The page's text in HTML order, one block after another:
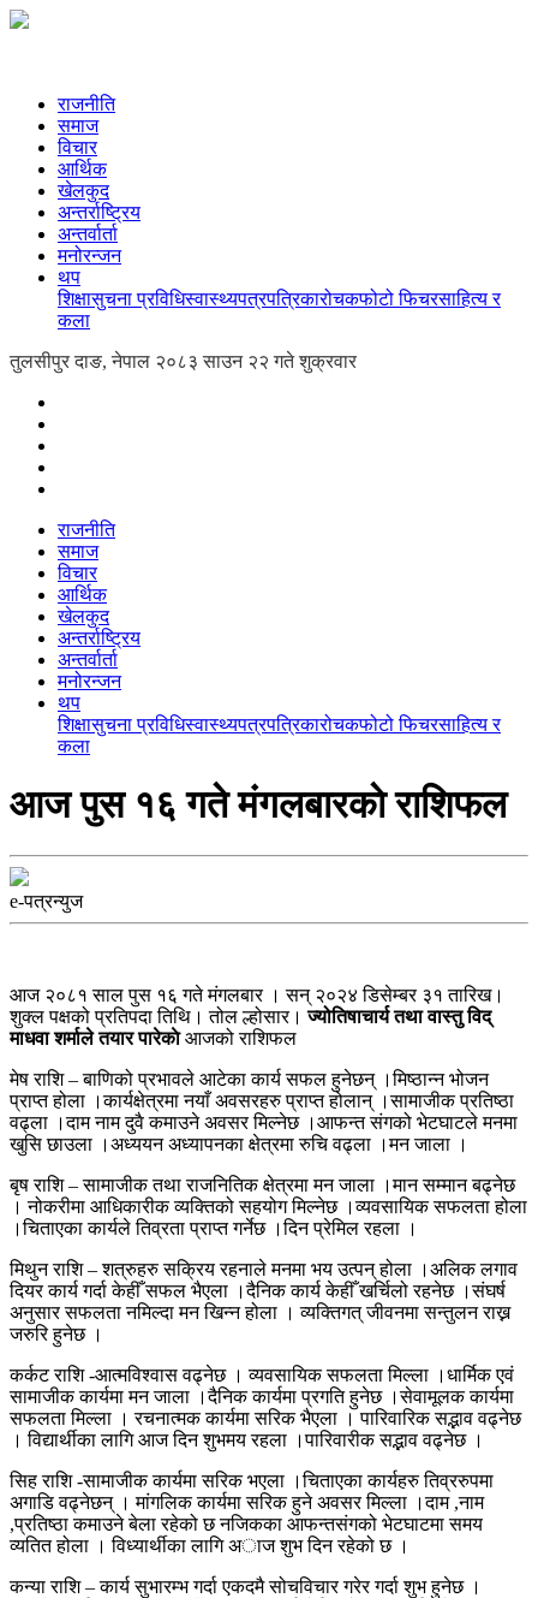
राजनीति
समाज
विचार
आर्थिक
खेलकुद
अन्तर्राष्ट्रिय
अन्तर्वार्ता
मनोरन्जन
थप
शिक्षासुचना प्रविधिस्वास्थ्यपत्रपत्रिकारोचकफोटो फिचरसाहित्य र
कला
तुलसीपुर दाङ, नेपाल २०८३ साउन २२ गते शुक्रवार
राजनीति
समाज
विचार
आर्थिक
खेलकुद
अन्तर्राष्ट्रिय
अन्तर्वार्ता
मनोरन्जन
थप
शिक्षासुचना प्रविधिस्वास्थ्यपत्रपत्रिकारोचकफोटो फिचरसाहित्य र
कला
आज पुस १६ गते मंगलबारकाे राशिफल
e-पत्रन्युज
आज २०८१ साल पुस १६ गते मंगलबार । सन् २०२४ डिसेम्बर ३१ तारिख।
शुक्ल पक्षको प्रतिपदा तिथि। तोल ल्होसार।ज्योतिषाचार्य तथा वास्तु विद्
माधवा शर्माले तयार पारेकाेआजको राशिफल
मेष राशि – बाणिको प्रभावले आटेका कार्य सफल हुनेछन् ।मिष्ठान्न भोजन
प्राप्त होला ।कार्यक्षेत्रमा नयाँ अवसरहरु प्राप्त होलान् ।सामाजीक प्रतिष्ठा
वढ्ला ।दाम नाम दुवै कमाउने अवसर मिल्नेछ ।आफन्त संगको भेटघाटले मनमा
खुसि छाउला ।अध्ययन अध्यापनका क्षेत्रमा रुचि वढ्ला ।मन जाला ।
बृष राशि – सामाजीक तथा राजनितिक क्षेत्रमा मन जाला ।मान सम्मान बढ्नेछ
। नोकरीमा आधिकारीक व्यक्तिको सहयोग मिल्नेछ ।व्यवसायिक सफलता होला
।चिताएका कार्यले तिव्रता प्राप्त गर्नेछ ।दिन प्रेमिल रहला ।
मिथुन राशि – शत्रुहरु सक्रिय रहनाले मनमा भय उत्पन् होला ।अलिक लगाव
दियर कार्य गर्दा केहीँ सफल भैएला ।दैनिक कार्य केहीँ खर्चिलो रहनेछ ।संघर्ष
अनुसार सफलता नमिल्दा मन खिन्न होला । व्यक्तिगत् जीवनमा सन्तुलन राख्न
जरुरि हुनेछ ।
कर्कट राशि -आत्मविश्वास वढ्नेछ । व्यवसायिक सफलता मिल्ला ।धार्मिक एवं
सामाजीक कार्यमा मन जाला ।दैनिक कार्यमा प्रगति हुनेछ ।सेवामूलक कार्यमा
सफलता मिल्ला । रचनात्मक कार्यमा सरिक भैएला । पारिवारिक सद्भाव वढ्नेछ
। विद्यार्थीका लागि आज दिन शुभमय रहला ।पारिवारीक सद्भाव वढ्नेछ ।
सिह राशि -सामाजीक कार्यमा सरिक भएला ।चिताएका कार्यहरु तिव्ररुपमा
अगाडि वढ्नेछन् । मांगलिक कार्यमा सरिक हुने अवसर मिल्ला ।दाम ,नाम
,प्रतिष्ठा कमाउने बेला रहेको छ नजिकका आफन्तसंगको भेटघाटमा समय
व्यतित होला । विध्यार्थीका लागि अाज शुभ दिन रहेको छ ।
कन्या राशि – कार्य सुभारम्भ गर्दा एकदमै सोचविचार गरेर गर्दा शुभ हुनेछ ।